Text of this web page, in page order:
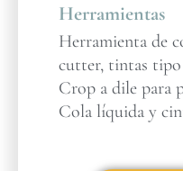
Herramientas
Herramienta de
cutter, tintas tipo
Crop a dile para
Cola líquida y